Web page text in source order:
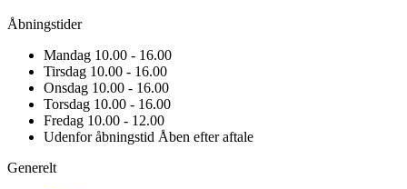
Åbningstider
Mandag 10.00 - 16.00
Tirsdag 10.00 - 16.00
Onsdag 10.00 - 16.00
Torsdag 10.00 - 16.00
Fredag 10.00 - 12.00
Udenfor åbningstid Åben efter aftale
Generelt